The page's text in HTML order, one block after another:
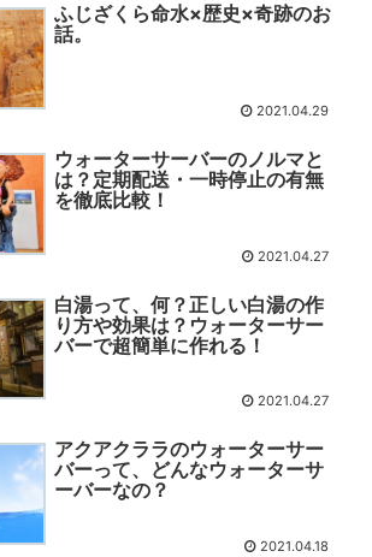
ふじざくら命水×歴史×奇跡のお
話。
2021.04.29
ウォーターサーバーのノルマと
は？定期配送・一時停止の有無
を徹底比較！
2021.04.27
白湯って、何？正しい白湯の作
り方や効果は？ウォーターサー
バーで超簡単に作れる！
2021.04.27
アクアクララのウォーターサー
バーって、どんなウォーターサ
ーバーなの？
2021.04.18